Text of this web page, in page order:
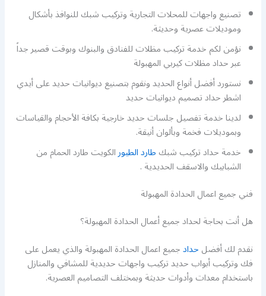
تصنيع واجهات للمحلات التجارية وتركيب شبك للنوافذ بأشكال
وموديلات عصرية وحديثة.
نؤمن لكم خدمة تركيب مظلات للفنادق والبنوك وبوقت قصير جداً
عبر حداد مظلات كيربي المهبولة
نستورد أفضل أنواع الحديد ونقوم بتصنيع ديوانيات حديد على أيدي
اشطر حداد تصميم ديوانيات حديد
لدينا خدمة تفصيل جلسات حديد خارجية بكافة الأحجام والقياسات
وبموديلات فخمة وبألوان أنيقة.
خدمة حداد تركيب شبكطارد الطيورالكويت طارد الحمام من
الشبابيك والاسقف الحديدية .
فني جميع اعمال الحدادة المهبولة
هل أنت بحاجة لحداد جميع أعمال الحدادة المهبولة؟
نقدم لك أفضلحدادجميع اعمال الحدادة المهبولة والذي يعمل على
فك وتركيب أبواب حديد تركيب واجهات حديدية للمشافي والمنازل
باستخدام معدات وأدوات حديثة وبمختلف التصاميم العصرية.